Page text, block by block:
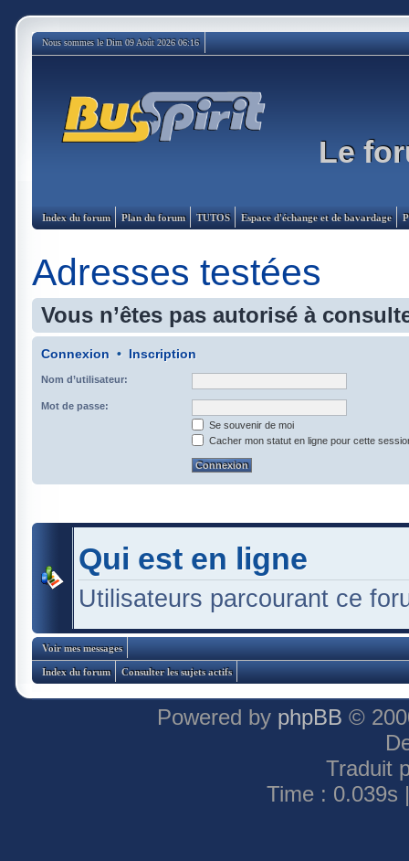
Nous sommes le Dim 09 Août 2026 06:16
Le
Index du forum Plan du forum TUTOS Espace d'échange et de bavardage
Adresses testées
Vous n’êtes pas autorisé à
Connexion • Inscription
Nom d’utilisateur:
Mot de passe:
Se souvenir de moi
Cacher mon statut en ligne pour cette
Qui est en ligne
Utilisateurs parcourant ce
Voir mes messages
Index du forum Consulter les sujets actifs
Powered by phpBB ©
Traduit
Time : 0.039s